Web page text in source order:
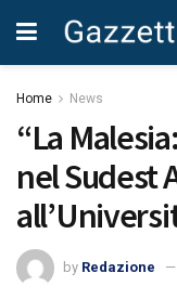
Home News
“La
nel Sudest
by Redazione